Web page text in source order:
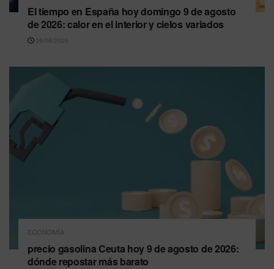
El tiempo en España hoy domingo 9 de agosto
de 2026: calor en el interior y cielos variados
09/08/2026
ECONOMÍA
precio gasolina Ceuta hoy 9 de agosto de 2026:
dónde repostar más barato